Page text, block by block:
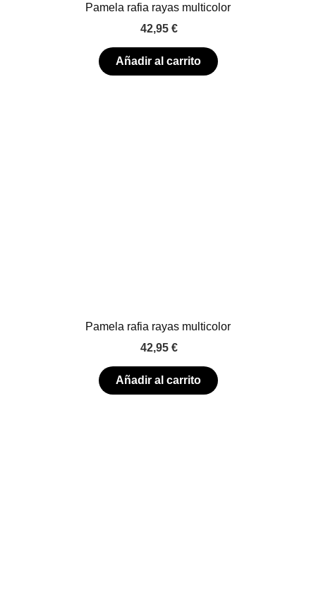
Pamela rafia rayas multicolor
42,95 €
Añadir al carrito
Pamela rafia rayas multicolor
42,95 €
Añadir al carrito